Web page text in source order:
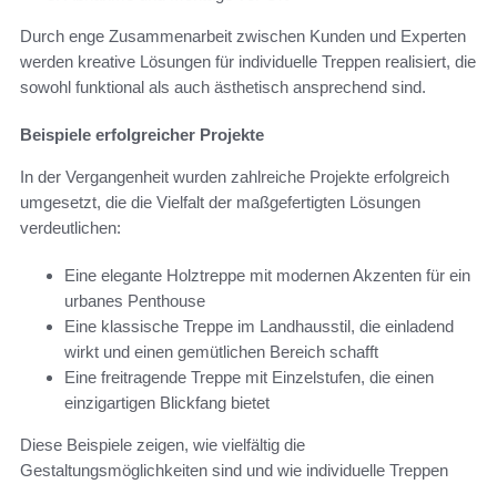
Durch enge Zusammenarbeit zwischen Kunden und Experten
werden kreative Lösungen für individuelle Treppen realisiert, die
sowohl funktional als auch ästhetisch ansprechend sind.
Beispiele erfolgreicher Projekte
In der Vergangenheit wurden zahlreiche Projekte erfolgreich
umgesetzt, die die Vielfalt der maßgefertigten Lösungen
verdeutlichen:
Eine elegante Holztreppe mit modernen Akzenten für ein
urbanes Penthouse
Eine klassische Treppe im Landhausstil, die einladend
wirkt und einen gemütlichen Bereich schafft
Eine freitragende Treppe mit Einzelstufen, die einen
einzigartigen Blickfang bietet
Diese Beispiele zeigen, wie vielfältig die
Gestaltungsmöglichkeiten sind und wie individuelle Treppen